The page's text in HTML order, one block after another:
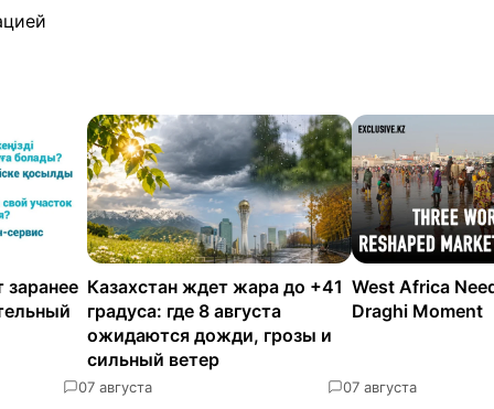
заранее
0
Казахстан ждет жара до +41
градуса: где 8 августа
ожидаются дожди, грозы и
сильный ветер
7 августа 0
West Africa
Draghi Moment
7 августа